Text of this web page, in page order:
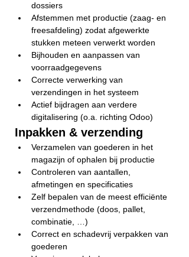
dossiers
Afstemmen met productie (zaag- en
freesafdeling) zodat afgewerkte
stukken meteen verwerkt worden
Bijhouden en aanpassen van
voorraadgegevens
Correcte verwerking van
verzendingen in het systeem
Actief bijdragen aan verdere
digitalisering (o.a. richting Odoo)
Inpakken & verzending
Verzamelen van goederen in het
magazijn of ophalen bij productie
Controleren van aantallen,
afmetingen en specificaties
Zelf bepalen van de meest efficiënte
verzendmethode (doos, pallet,
combinatie, …)
Correct en schadevrij verpakken van
goederen